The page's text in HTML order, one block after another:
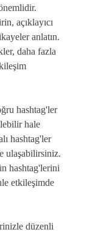
açıklayıcı
anlatın.
daha fazla
hashtag'ler
hale
hashtag'ler
ulaşabilirsiniz.
hashtag'lerini
etkileşimde
düzenli